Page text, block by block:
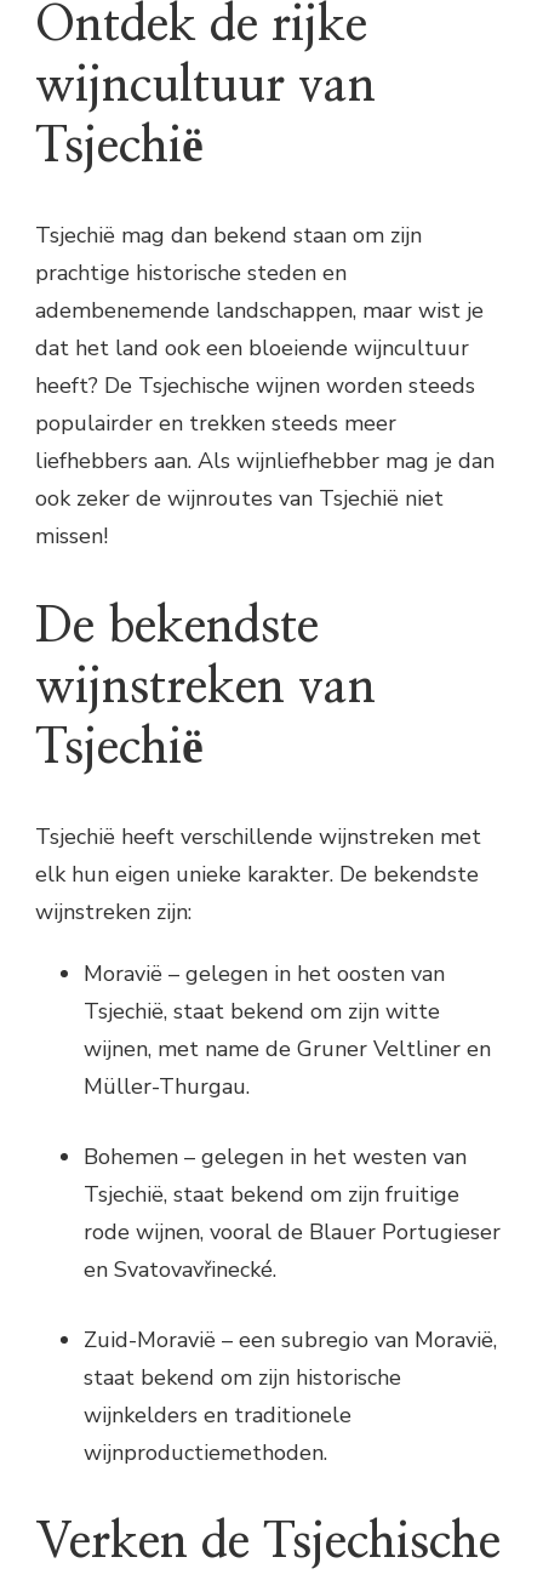
Ontdek de rijke
wijncultuur van
Tsjechië
Tsjechië mag dan bekend staan om zijn
prachtige historische steden en
adembenemende landschappen, maar wist je
dat het land ook een bloeiende wijncultuur
heeft? De Tsjechische wijnen worden steeds
populairder en trekken steeds meer
liefhebbers aan. Als wijnliefhebber mag je dan
ook zeker de wijnroutes van Tsjechië niet
missen!
De bekendste
wijnstreken van
Tsjechië
Tsjechië heeft verschillende wijnstreken met
elk hun eigen unieke karakter. De bekendste
wijnstreken zijn:
Moravië – gelegen in het oosten van
Tsjechië, staat bekend om zijn witte
wijnen, met name de Gruner Veltliner en
Müller-Thurgau.
Bohemen – gelegen in het westen van
Tsjechië, staat bekend om zijn fruitige
rode wijnen, vooral de Blauer Portugieser
en Svatovavřinecké.
Zuid-Moravië – een subregio van Moravië,
staat bekend om zijn historische
wijnkelders en traditionele
wijnproductiemethoden.
Verken de Tsjechische